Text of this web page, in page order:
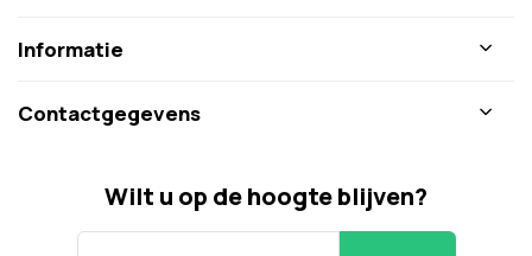
Informatie
Contactgegevens
Wilt u op de hoogte blijven?